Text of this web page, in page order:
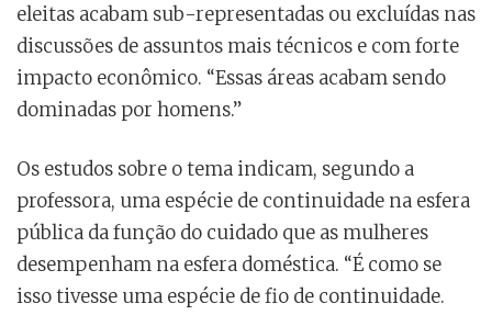
eleitas acabam sub-representadas ou excluídas nas
discussões de assuntos mais técnicos e com forte
impacto econômico. “Essas áreas acabam sendo
dominadas por homens.”
Os estudos sobre o tema indicam, segundo a
professora, uma espécie de continuidade na esfera
pública da função do cuidado que as mulheres
desempenham na esfera doméstica. “É como se
isso tivesse uma espécie de fio de continuidade.